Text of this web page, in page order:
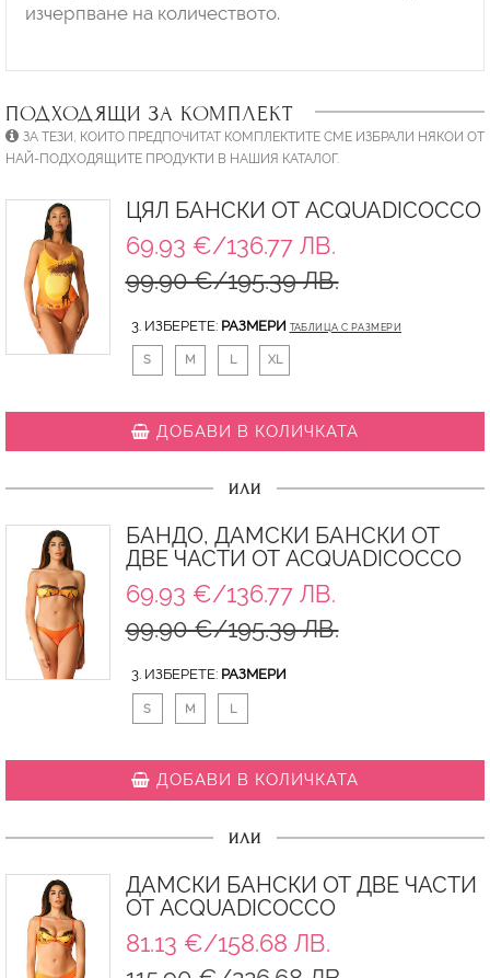
изчерпване на количеството.
ПОДХОДЯЩИ ЗА КОМПЛЕКТ
ЗА ТЕЗИ, КОИТО ПРЕДПОЧИТАТ КОМПЛЕКТИТЕ СМЕ ИЗБРАЛИ НЯКОИ ОТ
НАЙ-ПОДХОДЯЩИТЕ ПРОДУКТИ В НАШИЯ КАТАЛОГ.
ЦЯЛ БАНСКИ ОТ ACQUADICOCCO
69.93 €/136.77 ЛВ.
99.90 €/195.39 ЛВ.
3. ИЗБЕРЕТЕ: РАЗМЕРИ ТАБЛИЦА С РАЗМЕРИ
S M L XL
ДОБАВИ В КОЛИЧКАТА
ИЛИ
БАНДО, ДАМСКИ БАНСКИ ОТ
ДВЕ ЧАСТИ ОТ ACQUADICOCCO
69.93 €/136.77 ЛВ.
99.90 €/195.39 ЛВ.
3. ИЗБЕРЕТЕ: РАЗМЕРИ
S M L
ДОБАВИ В КОЛИЧКАТА
ИЛИ
ДАМСКИ БАНСКИ ОТ ДВЕ ЧАСТИ
ОТ ACQUADICOCCO
81.13 €/158.68 ЛВ.